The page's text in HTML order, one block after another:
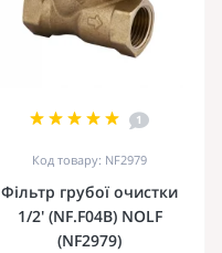
1
Код товару: NF2979
Фільтр грубої очистки
1/2' (NF.F04B) NOLF
(NF2979)